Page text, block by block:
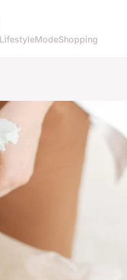
ModeShopping